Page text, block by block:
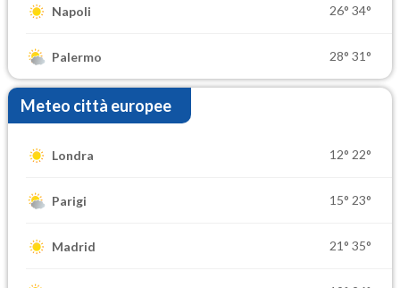
Napoli 26° 34°
Palermo 28° 31°
Meteo città europee
Londra 12° 22°
Parigi 15° 23°
Madrid 21° 35°